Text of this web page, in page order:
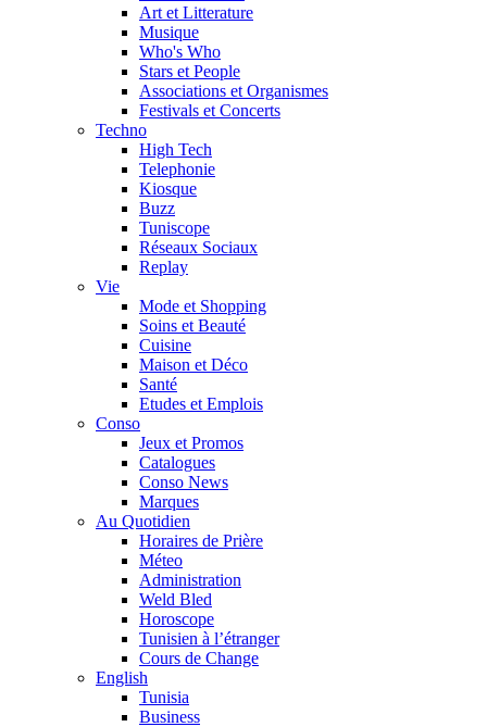
Art et Litterature
Musique
Who's Who
Stars et People
Associations et Organismes
Festivals et Concerts
Techno
High Tech
Telephonie
Kiosque
Buzz
Tuniscope
Réseaux Sociaux
Replay
Vie
Mode et Shopping
Soins et Beauté
Cuisine
Maison et Déco
Santé
Etudes et Emplois
Conso
Jeux et Promos
Catalogues
Conso News
Marques
Au Quotidien
Horaires de Prière
Méteo
Administration
Weld Bled
Horoscope
Tunisien à l’étranger
Cours de Change
English
Tunisia
Business